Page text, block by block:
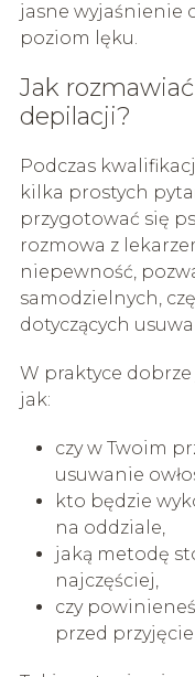
jasne wyjaśnienie
poziom lęku.
Jak
depilacji?
Podczas
kilka prostych
przygotować się
rozmowa z
niepewność,
samodzielnych,
dotyczących
W praktyce
jak:
czy w Twoim
usuwanie
kto będzie
na oddziale,
jaką metodę
najczęściej,
czy
przed